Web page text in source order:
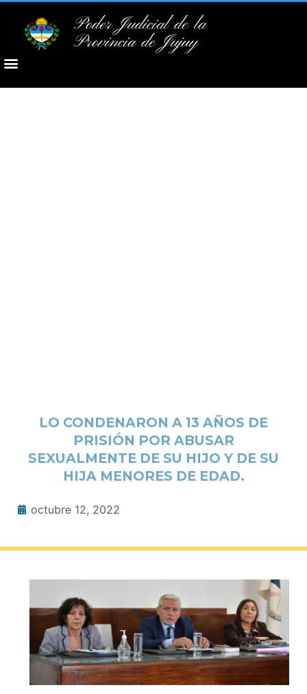
Poder Judicial de la
Provincia de Jujuy
LO CONDENARON A 13 AÑOS DE
PRISIÓN POR ABUSAR
SEXUALMENTE DE SU HIJO Y DE SU
HIJA MENORES DE EDAD.
octubre 12, 2022